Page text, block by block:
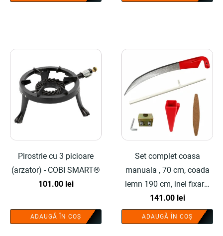
Pirostrie cu 3 picioare
(arzator) - COBI SMART®
101.00 lei
ADAUGĂ ÎN COȘ
Set complet coasa
manuala , 70 cm, coada
lemn 190 cm, inel fixare,
piatra ascutit si teaca -
COBI SMART®
141.00 lei
ADAUGĂ ÎN COȘ